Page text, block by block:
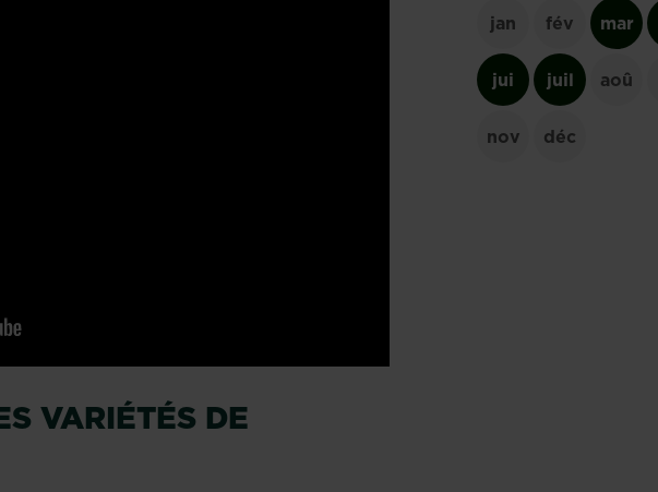
VARIÉTÉS DE
jan fév mar
jui juil aoû
nov déc